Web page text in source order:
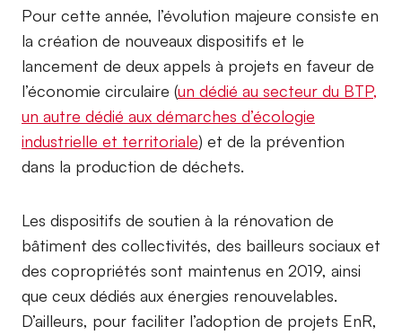
Pour cette année, l’évolution majeure consiste en
la création de nouveaux dispositifs et le
lancement de deux appels à projets en faveur de
l’économie circulaire (un dédié au secteur du BTP,
un autre dédié aux démarches d’écologie
industrielle et territoriale) et de la prévention
dans la production de déchets.
Les dispositifs de soutien à la rénovation de
bâtiment des collectivités, des bailleurs sociaux et
des copropriétés sont maintenus en 2019, ainsi
que ceux dédiés aux énergies renouvelables.
D’ailleurs, pour faciliter l’adoption de projets EnR,